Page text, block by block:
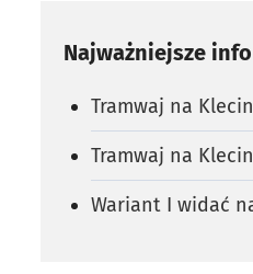
Najważniejsze
Tramwaj na
Tramwaj na
Wariant I widać